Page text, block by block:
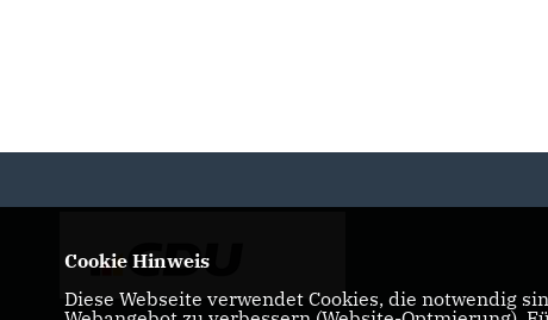
Cookie Hinweis
Diese Webseite verwendet Cookies, die notwendig